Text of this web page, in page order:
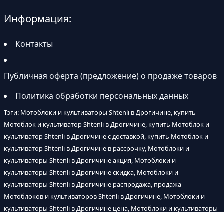
Информация:
Контакты
Публичная оферта (предложение) о продаже товаров
Политика обработки персональных данных
Тэги: Мотоблоки и культиваторы Shtenli в Дрогичине, купить
Мотоблок и культиватор Shtenli в Дрогичине, купить Мотоблок и
культиватор Shtenli в Дрогичине с доставкой, купить Мотоблок и
культиватор Shtenli в Дрогичине в рассрочку, Мотоблоки и
культиваторы Shtenli в Дрогичине акция, Мотоблоки и
культиваторы Shtenli в Дрогичине скидка, Мотоблоки и
культиваторы Shtenli в Дрогичине распродажа, продажа
Мотоблоков и культиваторов Shtenli в Дрогичине, Мотоблоки и
культиваторы Shtenli в Дрогичине цена, Мотоблоки и культиваторы